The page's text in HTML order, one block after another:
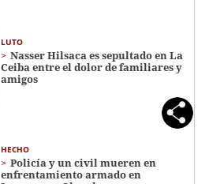
LUTO
Nasser Hilsaca es sepultado en La
Ceiba entre el dolor de familiares y
amigos
HECHO
Policía y un civil mueren en
enfrentamiento armado en